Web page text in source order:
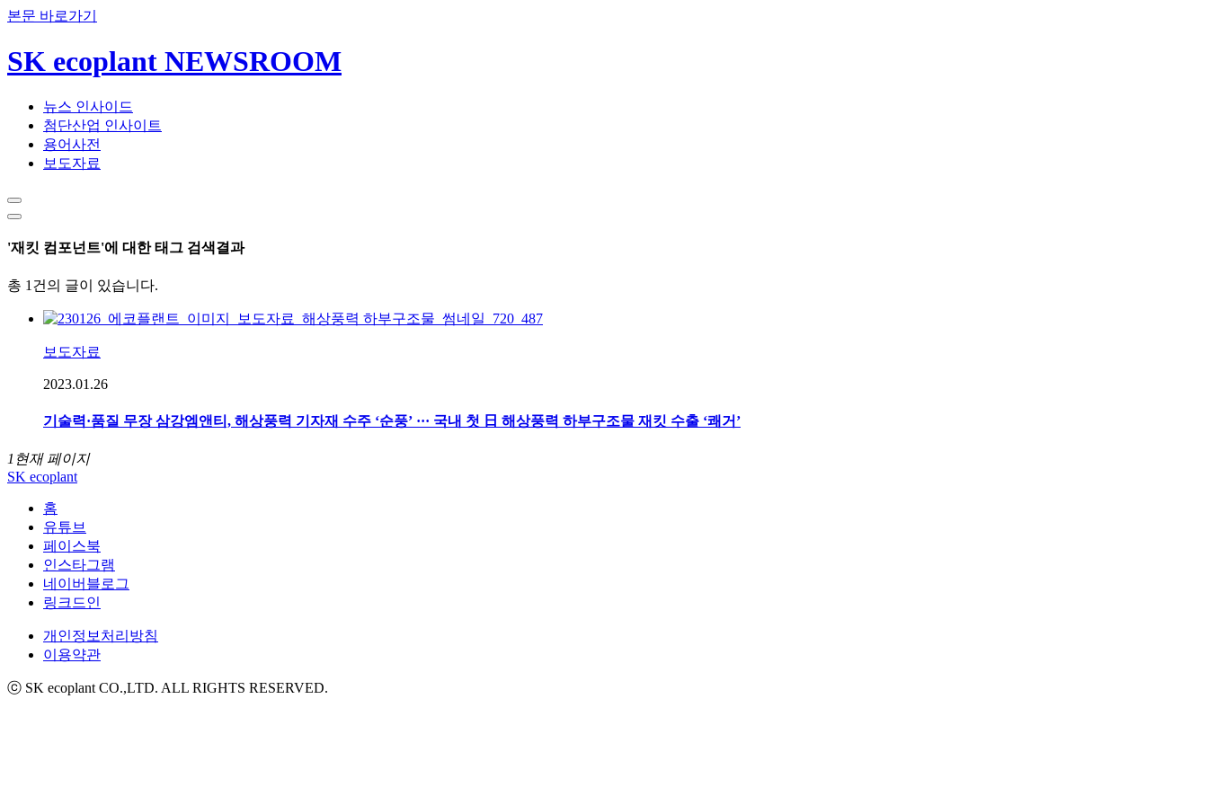
본문 바로가기
SK ecoplant NEWSROOM
뉴스 인사이드
첨단산업 인사이트
용어사전
보도자료
'재킷 컴포넌트'에 대한 태그 검색결과
총 1건의 글이 있습니다.
보도자료
2023.01.26
기술력·품질 무장 삼강엠앤티, 해상풍력 기자재 수주 ‘순풍’ ··· 국내 첫 日 해상풍력 하부구조물 재킷 수출 ‘쾌거’
1 현재 페이지
SK ecoplant
홈
유튜브
페이스북
인스타그램
네이버블로그
링크드인
개인정보처리방침
이용약관
ⓒ SK ecoplant CO.,LTD. ALL RIGHTS RESERVED.